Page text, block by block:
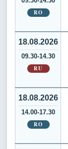
RO
18.08.2026
09.30-14.30
RU
18.08.2026
14.00-17.30
RO